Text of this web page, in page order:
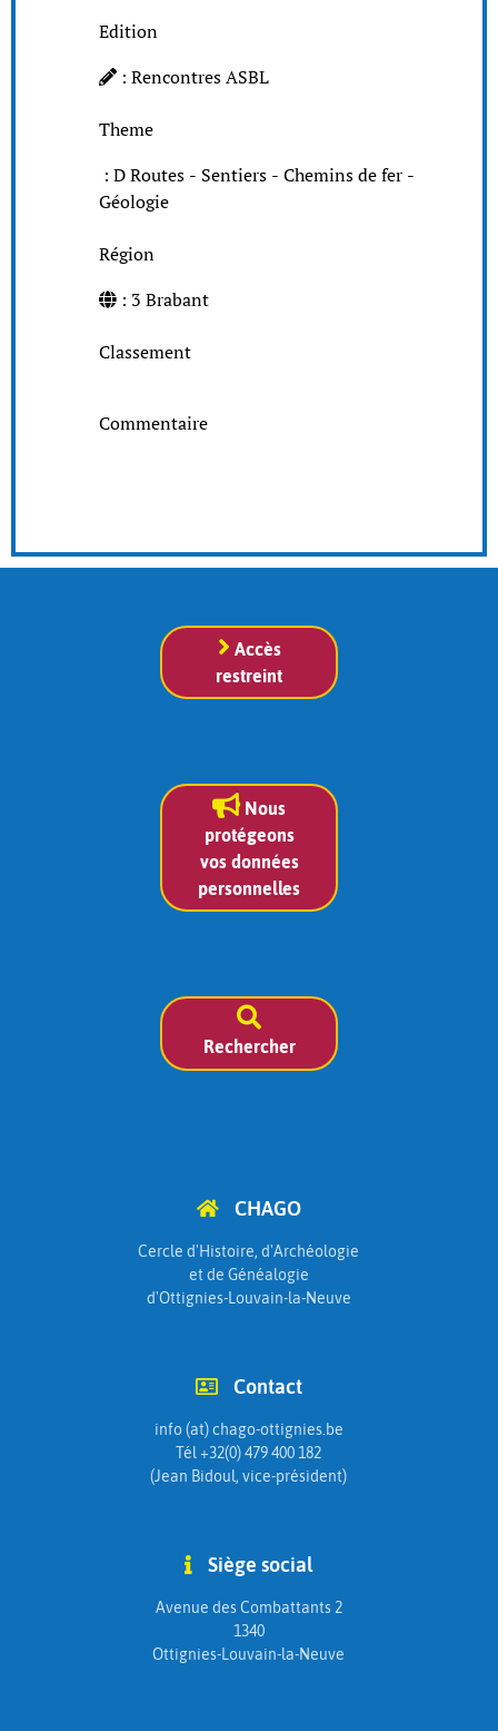
Edition
: Rencontres ASBL
Theme
: D Routes - Sentiers - Chemins de fer -
Géologie
Région
: 3 Brabant
Classement
Commentaire
Accès
restreint
Nous
protégeons
vos données
personnelles
Rechercher
CHAGO
Cercle d'Histoire, d'Archéologie
et de Généalogie
d'Ottignies-Louvain-la-Neuve
Contact
info (at) chago-ottignies.be
Tél +32(0) 479 400 182
(Jean Bidoul, vice-président)
Siège social
Avenue des Combattants 2
1340
Ottignies-Louvain-la-Neuve